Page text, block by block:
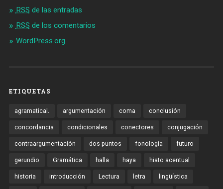
RSS de las entradas
RSS de los comentarios
WordPress.org
ETIQUETAS
agramatical. argumentación coma conclusión
concordancia condicionales conectores conjugación
contraargumentación dos puntos fonología futuro
gerundio Gramática halla haya hiato acentual
historia introducción Lectura letra lingüística